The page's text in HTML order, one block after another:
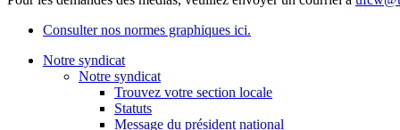
Consulter nos normes graphiques ici.
Notre syndicat
Notre syndicat
Trouvez votre section locale
Statuts
Message du président national